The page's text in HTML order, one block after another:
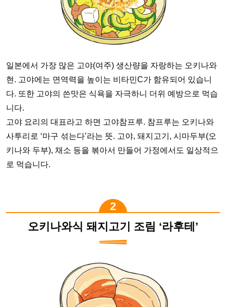
일본에서 가장 많은 고야(여주) 생산량을 자랑하는 오키나와
현. 고야에는 면역력을 높이는 비타민C가 함유되어 있습니
다. 또한 고야의 쓴맛은 식욕을 자극하니 더위 예방으로 먹습
니다.
고야 요리의 대표라고 하면 고야참프루. 참프루는 오키나와
사투리로 ‘마구 섞는다’라는 뜻. 고야, 돼지고기, 시마두부(오
키나와 두부), 채소 등을 볶아서 만들어 가정에서도 일상적으
로 먹습니다.
오키나와식 돼지고기 조림 ‘라후테’